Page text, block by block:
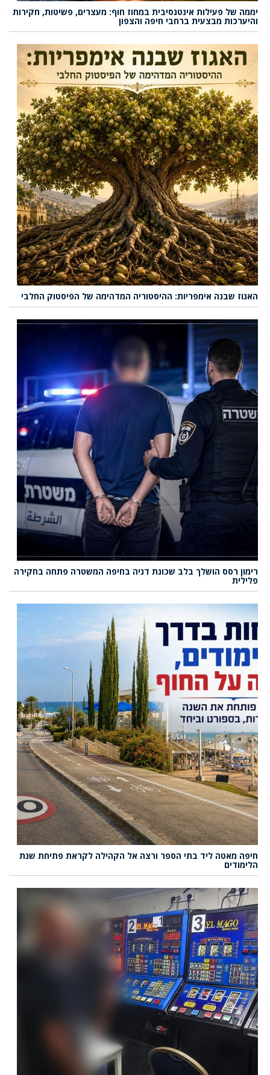
יממה של פעילות אינטנסיבית במחוז חוף: מעצרים, פשיטות, חקירות
והיערכות מבצעית ברחבי חיפה והצפון
האגוז שבנה אימפריות: ההיסטוריה המדהימה של הפיסטוק החלבי
רימון רסס הושלך בלב שכונת דניה בחיפה המשטרה פתחה בחקירה
פלילית
חיפה מאטה ליד בתי הספר ורצה אל הקהילה לקראת פתיחת שנת
הלימודים